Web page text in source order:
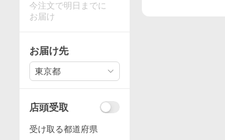
今注文で明日までに
お届け
お届け先
東京都
店頭受取
受け取る都道府県